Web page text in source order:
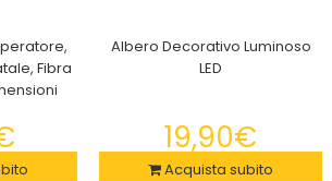
di stile unico alla tua auto con l'Antenna
A Pinna di Squalo. Questo eleg..
Fibra
Albero Decorativo Luminoso
LED
19,90€
Acquista subito